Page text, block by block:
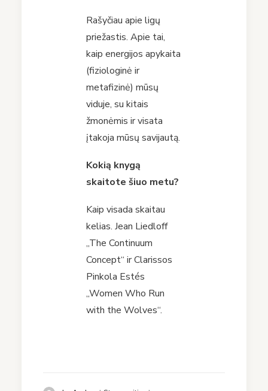
Rašyčiau apie ligų
priežastis. Apie tai,
kaip energijos apykaita
(fiziologinė ir
metafizinė) mūsų
viduje, su kitais
žmonėmis ir visata
įtakoja mūsų savijautą.
Kokią knygą
skaitote šiuo metu?
Kaip visada skaitau
kelias. Jean Liedloff
„The Continuum
Concept“ ir Clarissos
Pinkola Estés
„Women Who Run
with the Wolves“.